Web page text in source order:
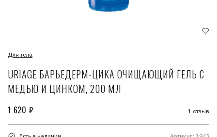
Для тела
URIAGE БАРЬЕДЕРМ-ЦИКА ОЧИЩАЮЩИЙ ГЕЛЬ С
МЕДЬЮ И ЦИНКОМ, 200 МЛ
1 620 ₽ 1 отзыв